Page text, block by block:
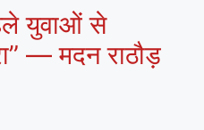
युवाओं से
— मदन राठौड़